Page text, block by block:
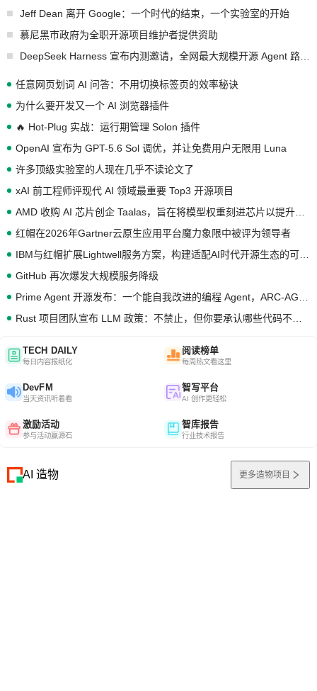
Jeff Dean 离开 Google：一个时代的结束，一个实验室的开始
慕尼黑市政府为全职开源项目维护者提供资助
任意网页划词 AI 问答：不用切换标签页的效率秘诀
为什么要开发又一个 AI 浏览器插件
🔥 Hot-Plug 实战：运行期管理 Solon 插件
OpenAI 宣布为 GPT-5.6 Sol 调优，并让免费用户无限用 Luna
许多顶级实验室的人现在几乎不读论文了
xAI 前工程师评现代 AI 领域最重要 Top3 开源项目
红帽在2026年Gartner云原生应用平台魔力象限中被评为领导者
GitHub 再次爆发大规模服务降级
TECH DAILY
每日内容报纸化
阅读榜单
每周热文看这里
DevFM
当天资讯听着看
智写平台
AI 创作更轻松
激励活动
参与活动赢源石
智库报告
行业技术报告
AI 造物 更多造物项目